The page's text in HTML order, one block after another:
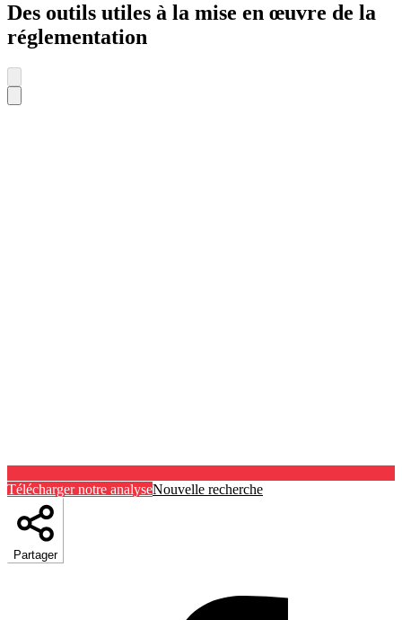
Des outils utiles à la mise en œuvre de la
réglementation
Télécharger notre analyseNouvelle recherche
Partager